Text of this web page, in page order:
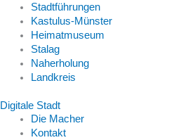
Stadtführungen
Kastulus-Münster
Heimatmuseum
Stalag
Naherholung
Landkreis
Digitale Stadt
Die Macher
Kontakt